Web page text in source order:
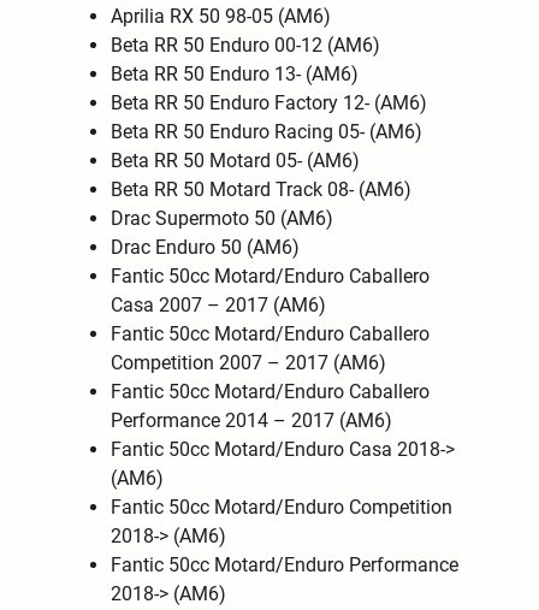
Aprilia RX 50 98-05 (AM6)
Beta RR 50 Enduro 00-12 (AM6)
Beta RR 50 Enduro 13- (AM6)
Beta RR 50 Enduro Factory 12- (AM6)
Beta RR 50 Enduro Racing 05- (AM6)
Beta RR 50 Motard 05- (AM6)
Beta RR 50 Motard Track 08- (AM6)
Drac Supermoto 50 (AM6)
Drac Enduro 50 (AM6)
Fantic 50cc Motard/Enduro Caballero
Casa 2007 – 2017 (AM6)
Fantic 50cc Motard/Enduro Caballero
Competition 2007 – 2017 (AM6)
Fantic 50cc Motard/Enduro Caballero
Performance 2014 – 2017 (AM6)
Fantic 50cc Motard/Enduro Casa 2018->
(AM6)
Fantic 50cc Motard/Enduro Competition
2018-> (AM6)
Fantic 50cc Motard/Enduro Performance
2018-> (AM6)